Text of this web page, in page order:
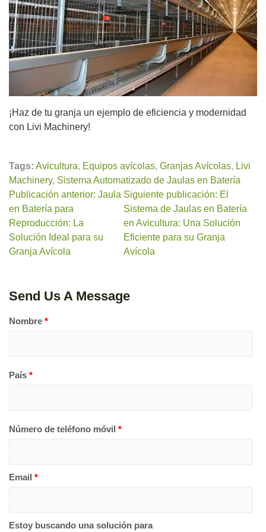
¡Haz de tu granja un ejemplo de eficiencia y modernidad
con Livi Machinery!
Tags: Avicultura, Equipos avícolas, Granjas Avícolas, Livi
Machinery, Sistema Automatizado de Jaulas en Batería
Publicación anterior: Jaula
en Batería para
Reproducción: La
Solución Ideal para su
Granja Avícola
Siguiente publicación: El
Sistema de Jaulas en Batería
en Avicultura: Una Solución
Eficiente para su Granja
Avícola
Send Us A Message
Nombre *
País *
Número de teléfono móvil *
Email *
Estoy buscando una solución para